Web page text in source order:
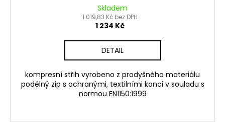
Skladem
1 019,83 Kč bez DPH
1 234 Kč
DETAIL
kompresní střih vyrobeno z prodyšného materiálu
podélný zip s ochranými, textilními konci v souladu s
normou EN1150:1999